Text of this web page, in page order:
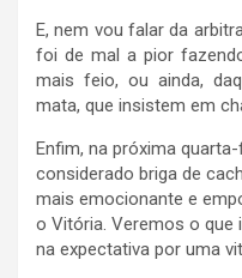
E, nem vou falar da
foi de mal a pior
mais feio, ou ainda,
mata, que insistem em
Enfim, na próxima
considerado briga de
mais emocionante e
o Vitória. Veremos o que
na expectativa por uma